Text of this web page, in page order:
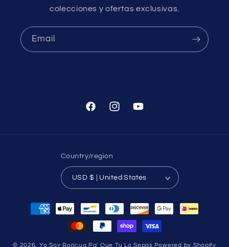
colecciones y ofertas exclusivas.
Email
FacebookInstagramYouTube
Country/region
USD $ | United States
Payment
methods
© 2026, Yo Soy Boricua Pa' Que Tu Lo Sepas Powered by Shopify